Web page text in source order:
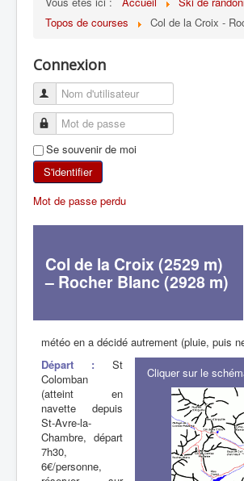
TOUT SUR LE GUMS
ESCALADE
ALPINISME
SKI DE RANDONNÉE
RANDONNÉE SPORTIVE
Topos de courses
Col de la Croix -
Connexion
Se souvenir de moi
S'identifier
Mot de passe perdu
Col de la Croix (2529 m)
– Rocher Blanc (2928 m)
météo en a décidé autrement (pluie, puis
Cliquer sur le
Départ : St
Colomban
(atteint en
navette depuis
St-Avre-la-
Chambre, départ
7h30,
6€/personne,